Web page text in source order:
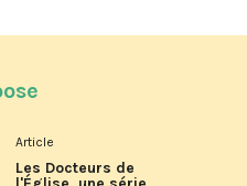
Article
Les Docteurs de